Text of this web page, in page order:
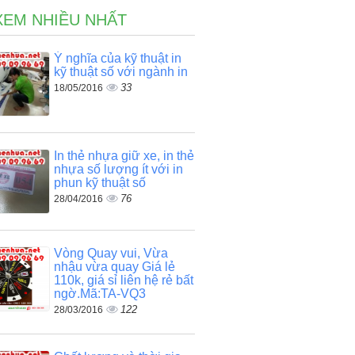
NHIỀU NHẤT
Ý nghĩa của kỹ thuật in
kỹ thuật số với ngành in
18/05/2016 33
In thẻ nhựa giữ xe, in thẻ
nhựa số lượng ít với in
phun kỹ thuật số
28/04/2016 76
Vòng Quay vui, Vừa
nhậu vừa quay Giá lẻ
110k, giá sỉ liên hệ rẻ bất
ngờ.Mã:TA-VQ3
28/03/2016 122